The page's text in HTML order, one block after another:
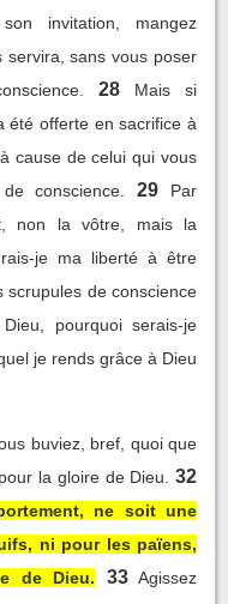
invitation, mangez
sans vous poser
28
Mais si
été offerte en sacrifice à
cause de celui qui vous
conscience.
29
Par
non la vôtre, mais la
je ma liberté à être
de conscience
pourquoi serais-je
je rends grâce à Dieu
buviez, bref, quoi que
la gloire de Dieu.
32
ne soit une
ni pour les païens,
de Dieu.
33 Agissez